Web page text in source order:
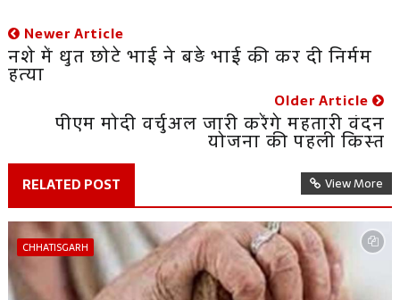
Newer Article
नशे में धुत छोटे भाई ने बड़े भाई की कर दी निर्मम
हत्या
Older Article
पीएम मोदी वर्चुअल जारी करेंगे महतारी वंदन
योजना की पहली किस्त
RELATED POST View More
CHHATISGARH